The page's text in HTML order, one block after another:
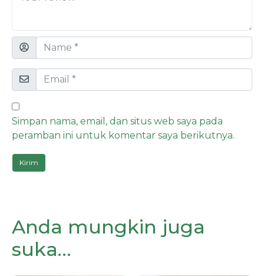
Simpan nama, email, dan situs web saya pada
peramban ini untuk komentar saya berikutnya.
Anda mungkin juga
suka…